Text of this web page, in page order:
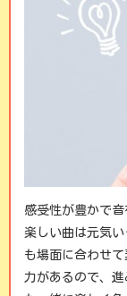
感受性が豊かで
楽しい曲は元気
も場面に合わせ
力があるので、